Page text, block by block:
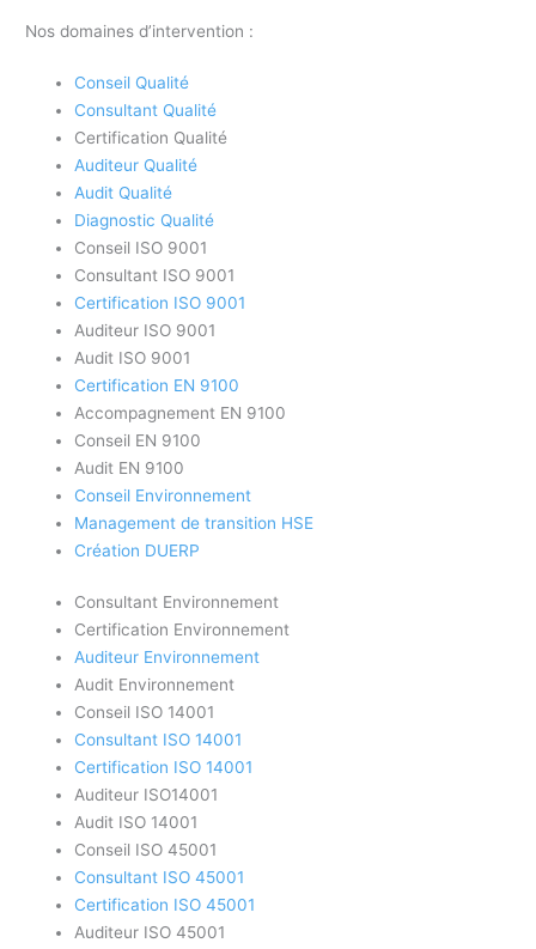
Nos domaines d’intervention :
Conseil Qualité
Consultant Qualité
Certification Qualité
Auditeur Qualité
Audit Qualité
Diagnostic Qualité
Conseil ISO 9001
Consultant ISO 9001
Certification ISO 9001
Auditeur ISO 9001
Audit ISO 9001
Certification EN 9100
Accompagnement EN 9100
Conseil EN 9100
Audit EN 9100
Conseil Environnement
Management de transition HSE
Création DUERP
Consultant Environnement
Certification Environnement
Auditeur Environnement
Audit Environnement
Conseil ISO 14001
Consultant ISO 14001
Certification ISO 14001
Auditeur ISO14001
Audit ISO 14001
Conseil ISO 45001
Consultant ISO 45001
Certification ISO 45001
Auditeur ISO 45001